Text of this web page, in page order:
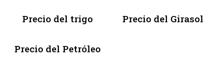
Precio del trigo Precio del Girasol
Precio del Petróleo